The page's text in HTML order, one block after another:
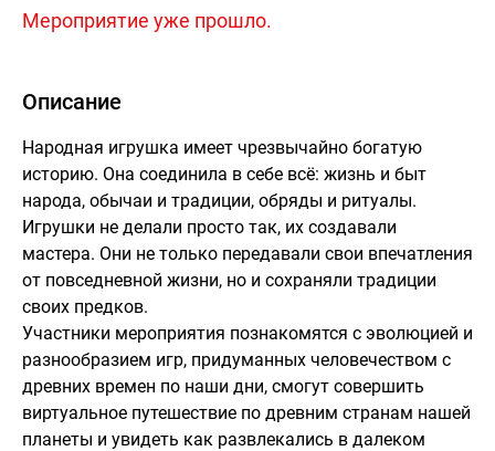
Мероприятие уже прошло.
Описание
Народная игрушка имеет чрезвычайно богатую
историю. Она соединила в себе всё: жизнь и быт
народа, обычаи и традиции, обряды и ритуалы.
Игрушки не делали просто так, их создавали
мастера. Они не только передавали свои впечатления
от повседневной жизни, но и сохраняли традиции
своих предков.
Участники мероприятия познакомятся с эволюцией и
разнообразием игр, придуманных человечеством с
древних времен по наши дни, смогут совершить
виртуальное путешествие по древним странам нашей
планеты и увидеть как развлекались в далеком